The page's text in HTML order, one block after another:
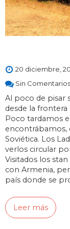
20 diciembre,
Sin Comentarios
Al poco de pisar
desde la
Poco tardamos
encontrábamos,
Soviética. Los
verlos circular
Visitados los
con Armenia,
país donde se
Leer más